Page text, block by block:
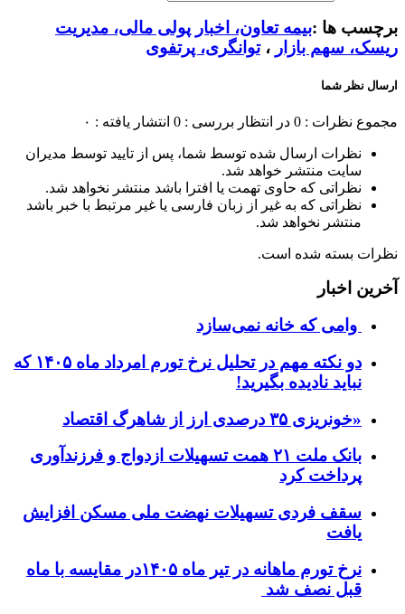
برچسب ها :بیمه تعاون، اخبار پولی مالی، مدیریت
ریسک، سهم بازار ،توانگری، پرتفوی
ارسال نظر شما
مجموع نظرات : 0 در انتظار بررسی : 0 انتشار یافته : ۰
نظرات ارسال شده توسط شما، پس از تایید توسط مدیران
سایت منتشر خواهد شد.
نظراتی که حاوی تهمت یا افترا باشد منتشر نخواهد شد.
نظراتی که به غیر از زبان فارسی یا غیر مرتبط با خبر باشد
منتشر نخواهد شد.
نظرات بسته شده است.
آخرین اخبار
وامی که خانه نمی‌سازد
دو نکته مهم در تحلیل نرخ تورم امرداد ماه ۱۴۰۵ که
نباید نادیده بگیرید!
«خونریزی ۳۵ درصدی ارز از شاهرگ اقتصاد
بانک ملت ۲۱ همت تسهیلات ازدواج و فرزندآوری
پرداخت کرد
سقف فردی تسهیلات نهضت ملی مسکن افزایش
یافت
نرخ تورم ماهانه در تیر ماه ۱۴۰۵در مقایسه با ماه
قبل نصف شد